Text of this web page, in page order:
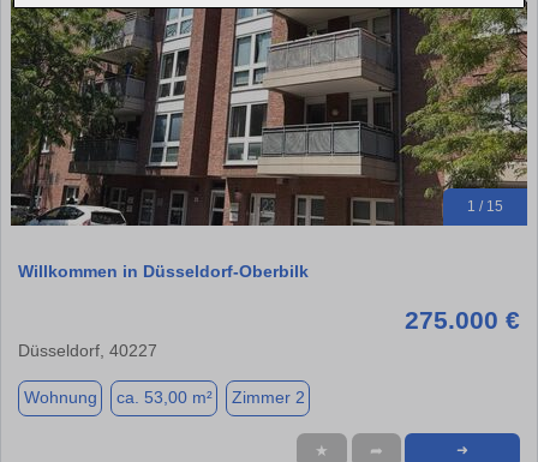
1 / 15
Willkommen in Düsseldorf-Oberbilk
275.000 €
Düsseldorf, 40227
Wohnung ca. 53,00 m² Zimmer 2
★ ➦ ➜